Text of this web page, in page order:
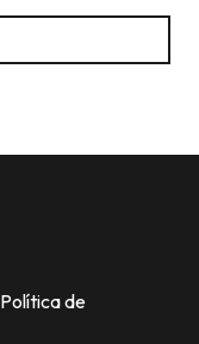
Política de